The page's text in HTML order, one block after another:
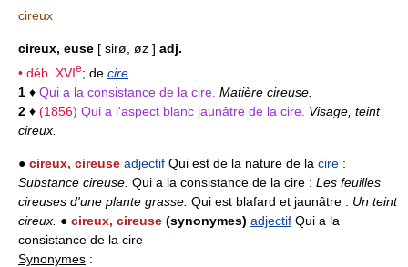
cireux
cireux, euse [ sirø, øz ] adj.
• déb. XVIe; de cire
1 ♦ Qui a la consistance de la cire. Matière cireuse.
2 ♦ (1856) Qui a l'aspect blanc jaunâtre de la cire. Visage, teint
cireux.
● cireux, cireuse adjectif Qui est de la nature de la cire :
Substance cireuse. Qui a la consistance de la cire : Les feuilles
cireuses d'une plante grasse. Qui est blafard et jaunâtre : Un teint
cireux. ● cireux, cireuse (synonymes) adjectif Qui a la
consistance de la cire
Synonymes :